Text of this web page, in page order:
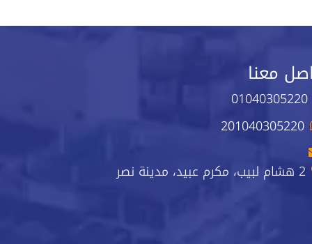
معنا
01040305220
201040305220
2 هشام لبيب، مكرم عبيد، مدينة نصر